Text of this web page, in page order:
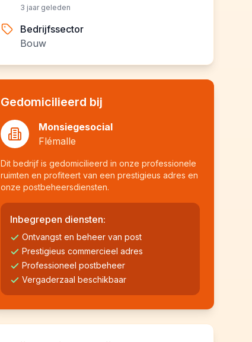
3 jaar geleden
Bedrijfssector
Bouw
Gedomicilieerd bij
Monsiegesocial
Flémalle
Dit bedrijf is gedomicilieerd in onze professionele
ruimten en profiteert van een prestigieus adres en
onze postbeheersdiensten.
Inbegrepen diensten:
Ontvangst en beheer van post
Prestigieus commercieel adres
Professioneel postbeheer
Vergaderzaal beschikbaar